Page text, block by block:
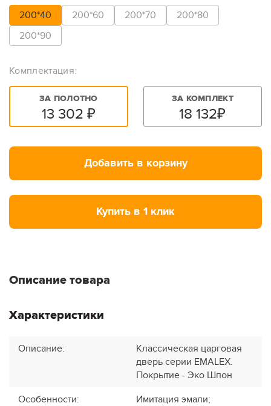
200*40 200*60 200*70
200*80
200*90
Комплектация:
ЗА ПОЛОТНО
13 302 ₽
ЗА КОМПЛЕКТ
18 132₽
Добавить в корзину
Купить в 1 клик
Описание товара
Характеристики
Описание:
Классическая царговая
дверь cерии EMALEX.
Покрытие - Эко Шпон
Особенности:
Имитация эмали;